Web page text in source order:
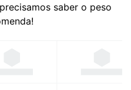
saber o peso